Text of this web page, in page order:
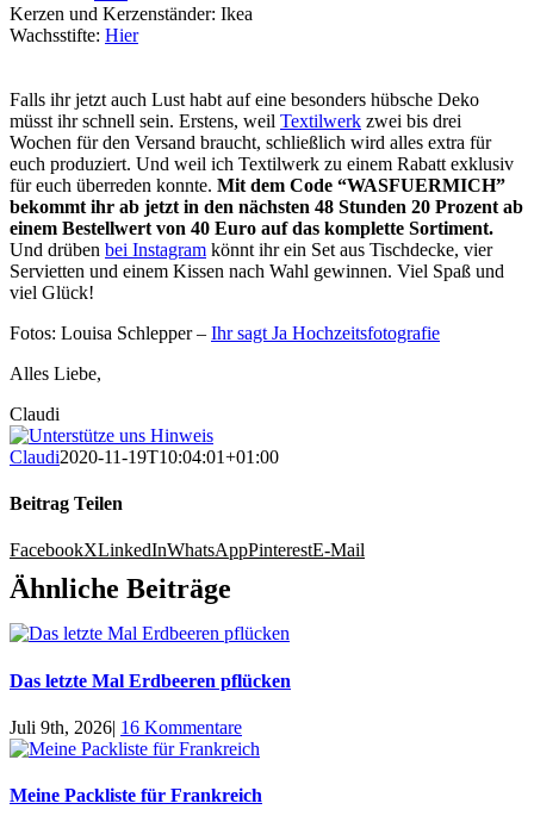
Kerzen und Kerzenständer: Ikea
Wachsstifte: Hier
Falls ihr jetzt auch Lust habt auf eine besonders hübsche Deko
müsst ihr schnell sein. Erstens, weil Textilwerk zwei bis drei
Wochen für den Versand braucht, schließlich wird alles extra für
euch produziert. Und weil ich Textilwerk zu einem Rabatt exklusiv
für euch überreden konnte. Mit dem Code “WASFUERMICH”
bekommt ihr ab jetzt in den nächsten 48 Stunden 20 Prozent ab
einem Bestellwert von 40 Euro auf das komplette Sortiment.
Und drüben bei Instagram könnt ihr ein Set aus Tischdecke, vier
Servietten und einem Kissen nach Wahl gewinnen. Viel Spaß und
viel Glück!
Fotos: Louisa Schlepper – Ihr sagt Ja Hochzeitsfotografie
Alles Liebe,
Claudi
Claudi2020-11-19T10:04:01+01:00
Beitrag Teilen
FacebookXLinkedInWhatsAppPinterestE-Mail
Ähnliche Beiträge
Das letzte Mal Erdbeeren pflücken
Juli 9th, 2026| 16 Kommentare
Meine Packliste für Frankreich